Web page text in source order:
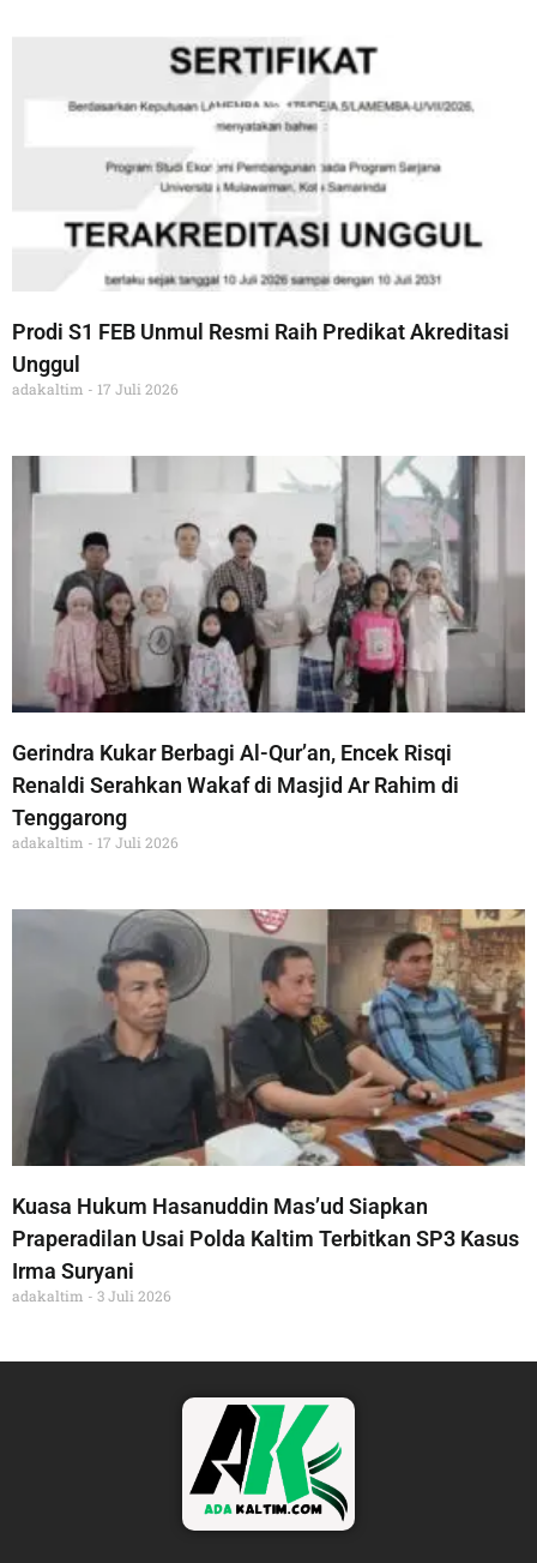
Prodi S1 FEB Unmul Resmi Raih Predikat Akreditasi
Unggul
adakaltim 17 Juli 2026
Gerindra Kukar Berbagi Al-Qur’an, Encek Risqi
Renaldi Serahkan Wakaf di Masjid Ar Rahim di
Tenggarong
adakaltim 17 Juli 2026
Kuasa Hukum Hasanuddin Mas’ud Siapkan
Praperadilan Usai Polda Kaltim Terbitkan SP3 Kasus
Irma Suryani
adakaltim 3 Juli 2026